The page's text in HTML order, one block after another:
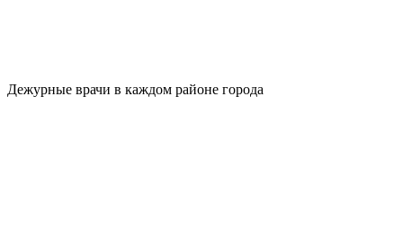
Дежурные врачи в каждом районе города